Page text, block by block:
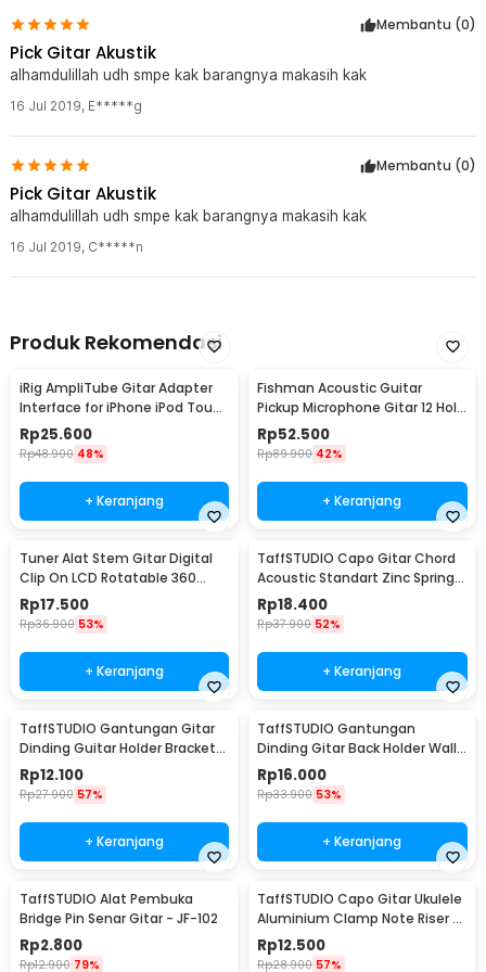
Membantu (0)
Pick Gitar Akustik
alhamdulillah udh smpe kak barangnya makasih kak
16 Jul 2019, E*****g
Membantu (0)
Pick Gitar Akustik
alhamdulillah udh smpe kak barangnya makasih kak
16 Jul 2019, C*****n
Produk Rekomendasi
iRig AmpliTube Gitar Adapter
Interface for iPhone iPod Touch
iPad - IRIG-0003
Rp25.600
Rp48.900 48%
+ Keranjang
Fishman Acoustic Guitar
Pickup Microphone Gitar 12 Hole
6.35mm 2.8M - P-012
Rp52.500
Rp89.900 42%
+ Keranjang
Tuner Alat Stem Gitar Digital
Clip On LCD Rotatable 360
Degree - JT-01
Rp17.500
Rp36.900 53%
+ Keranjang
TaffSTUDIO Capo Gitar Chord
Acoustic Standart Zinc Spring
Anti Karat - M556
Rp18.400
Rp37.900 52%
+ Keranjang
TaffSTUDIO Gantungan Gitar
Dinding Guitar Holder Bracket
Wall Mount - XG-01
Rp12.100
Rp27.900 57%
+ Keranjang
TaffSTUDIO Gantungan
Dinding Gitar Back Holder Wall
Mount - XG-10
Rp16.000
Rp33.900 53%
+ Keranjang
TaffSTUDIO Alat Pembuka
Bridge Pin Senar Gitar - JF-102
Rp2.800
Rp12.900 79%
TaffSTUDIO Capo Gitar Ukulele
Aluminium Clamp Note Riser -
M556
Rp12.500
Rp28.900 57%